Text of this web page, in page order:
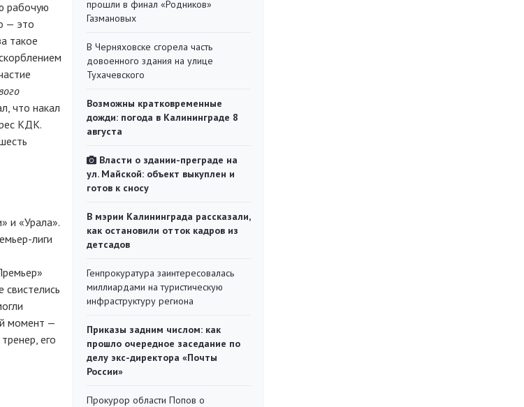
рабочую
— это
такое
что накал
КДК.
и «Урала».
лиги
момент —
его
прошли в финал «Родников»
Газмановых
В Черняховске сгорела часть
довоенного здания на улице
Тухачевского
Возможны кратковременные
дожди: погода в Калининграде 8
августа
Власти о здании-преграде на
ул. Майской: объект выкуплен и
готов к сносу
В мэрии Калининграда рассказали,
как остановили отток кадров из
детсадов
Генпрокуратура заинтересовалась
миллиардами на туристическую
инфраструктуру региона
Приказы задним числом: как
прошло очередное заседание по
делу экс-директора «Почты
России»
Прокурор области Попов о